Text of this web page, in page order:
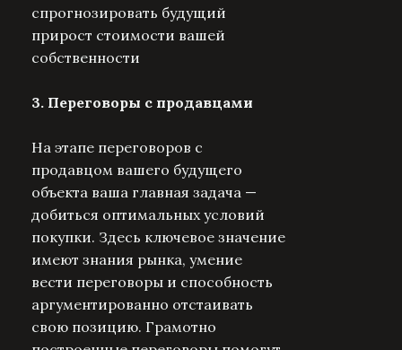
спрогнозировать будущий
прирост стоимости вашей
собственности
3. Переговоры с продавцами
На этапе переговоров с
продавцом вашего будущего
объекта ваша главная задача —
добиться оптимальных условий
покупки. Здесь ключевое значение
имеют знания рынка, умение
вести переговоры и способность
аргументированно отстаивать
свою позицию. Грамотно